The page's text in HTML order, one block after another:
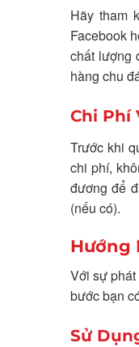
Hãy tham
Facebook
chất lượng
hàng chu
Chi Phí
Trước khi
chi phí,
đương để
(nếu có).
Hướng
Với sự
bước bạn
Sử